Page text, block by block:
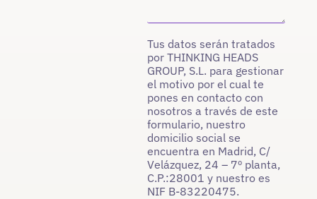
Tus datos serán tratados
por THINKING HEADS
GROUP, S.L. para gestionar
el motivo por el cual te
pones en contacto con
nosotros a través de este
formulario, nuestro
domicilio social se
encuentra en Madrid, C/
Velázquez, 24 – 7º planta,
C.P.:28001 y nuestro es
NIF B-83220475.